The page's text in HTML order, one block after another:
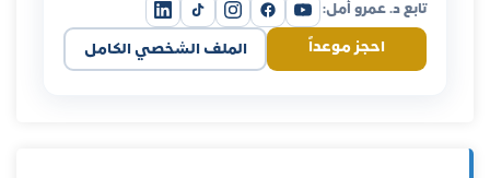
تابع د. عمرو أمل:
احجز موعداً الملف الشخصي الكامل